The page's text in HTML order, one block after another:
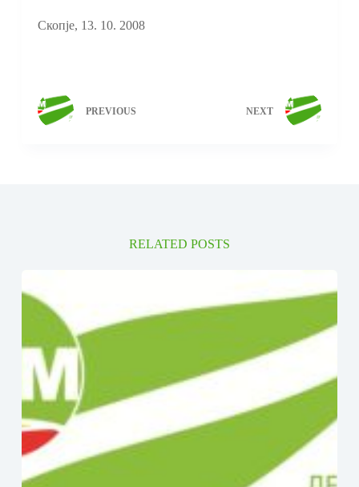
Скопје, 13. 10. 2008
PREVIOUS NEXT
RELATED POSTS